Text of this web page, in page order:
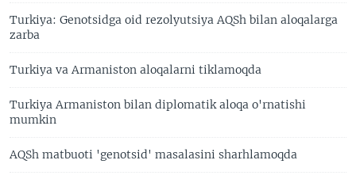
Turkiya: Genotsidga oid rezolyutsiya AQSh bilan aloqalarga
zarba
Turkiya va Armaniston aloqalarni tiklamoqda
Turkiya Armaniston bilan diplomatik aloqa o'rnatishi
mumkin
AQSh matbuoti 'genotsid' masalasini sharhlamoqda